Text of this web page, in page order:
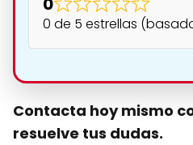
0 de 5 estrellas
Contacta hoy mismo
resuelve tus dudas.